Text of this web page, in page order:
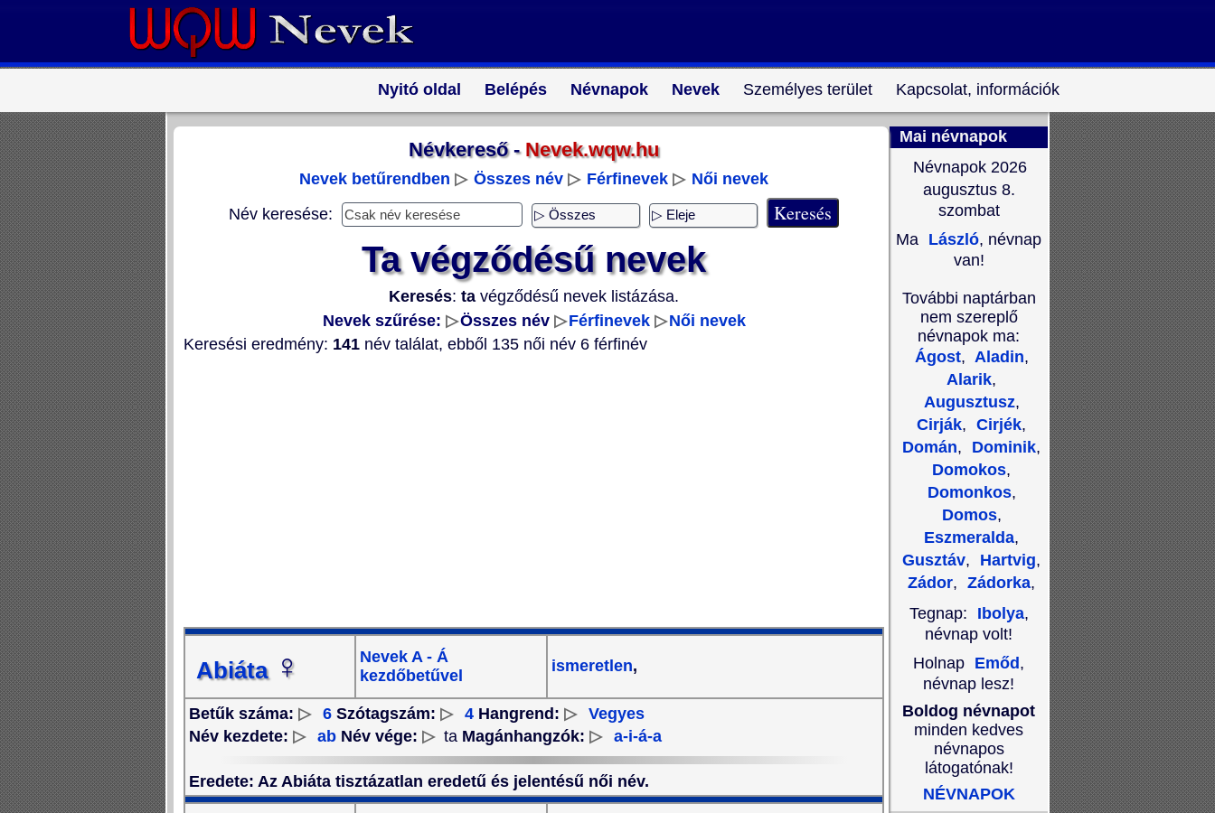
Nyitó oldal Belépés Névnapok Nevek Személyes terület Kapcsolat, információk
Névkereső - Nevek.wqw.hu
Nevek betűrendben ▷ Összes név ▷ Férfinevek ▷ Női nevek
Név keresése:
Ta végződésű nevek
Keresés: ta végződésű nevek listázása.
Nevek szűrése: ▷Összes név ▷Férfinevek ▷Női nevek
Keresési eredmény: 141 név találat, ebből 135 női név 6 férfinév
Abiáta ♀
Nevek A - Á
kezdőbetűvel
ismeretlen,
Betűk száma: ▷ 6 Szótagszám: ▷ 4 Hangrend: ▷
Vegyes
Név kezdete: ▷ ab Név vége: ▷ ta Magánhangzók: ▷ a-i-á-a
Eredete: Az Abiáta tisztázatlan eredetű és jelentésű női név.
Mai névnapok
Névnapok 2026
augusztus 8.
szombat
Ma László, névnap
van!
További naptárban
nem szereplő
névnapok ma:
Ágost, Aladin,
Alarik,
Augusztusz,
Cirják, Cirjék,
Domán, Dominik,
Domokos,
Domonkos,
Domos,
Eszmeralda,
Gusztáv, Hartvig,
Zádor, Zádorka,
Tegnap:
Ibolya,
névnap volt!
Holnap Emőd ,
névnap lesz!
Boldog névnapot
minden kedves
névnapos
látogatónak!
NÉVNAPOK